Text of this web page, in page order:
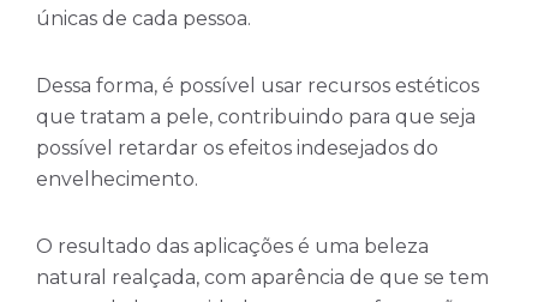
únicas de cada pessoa.
Dessa forma, é possível usar recursos estéticos
que tratam a pele, contribuindo para que seja
possível retardar os efeitos indesejados do
envelhecimento.
O resultado das aplicações é uma beleza
natural realçada, com aparência de que se tem